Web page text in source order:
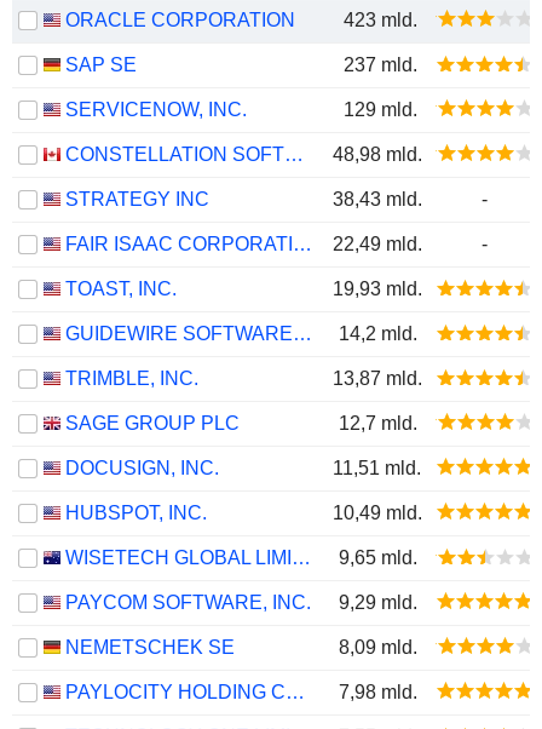
ORACLE CORPORATION 423 mld.
SAP SE 237 mld.
SERVICENOW, INC. 129 mld.
CONSTELLATION SOFTWARE INC. 48,98 mld.
STRATEGY INC 38,43 mld. -
FAIR ISAAC CORPORATION 22,49 mld. -
TOAST, INC. 19,93 mld.
GUIDEWIRE SOFTWARE, INC. 14,2 mld.
TRIMBLE, INC. 13,87 mld.
SAGE GROUP PLC 12,7 mld.
DOCUSIGN, INC. 11,51 mld.
HUBSPOT, INC. 10,49 mld.
WISETECH GLOBAL LIMITED 9,65 mld.
PAYCOM SOFTWARE, INC. 9,29 mld.
NEMETSCHEK SE 8,09 mld.
PAYLOCITY HOLDING CORPORATION 7,98 mld.